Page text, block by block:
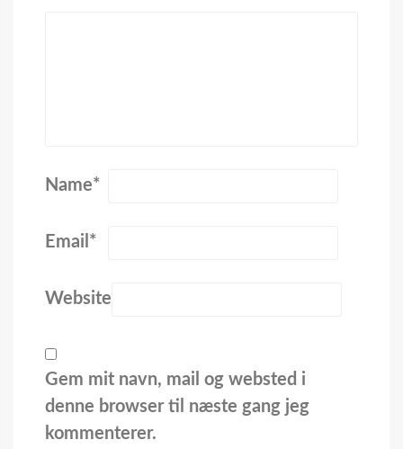
Name*
Email *
Website
Gem mit navn, mail og websted i
denne browser til næste gang jeg
kommenterer.